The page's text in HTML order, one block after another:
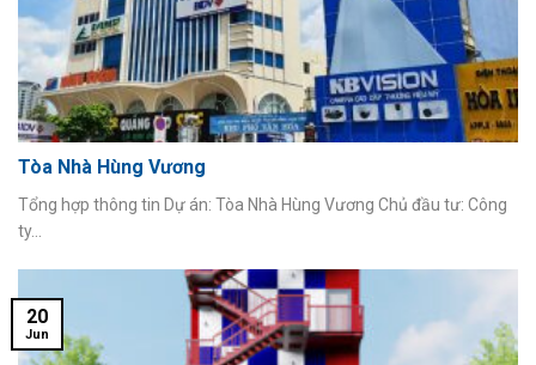
Tòa Nhà Hùng Vương
Tổng hợp thông tin Dự án: Tòa Nhà Hùng Vương Chủ đầu tư: Công
ty...
20
Jun